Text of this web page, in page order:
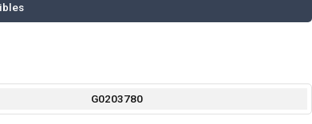
G0203780